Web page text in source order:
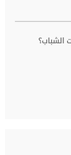
الشباب؟